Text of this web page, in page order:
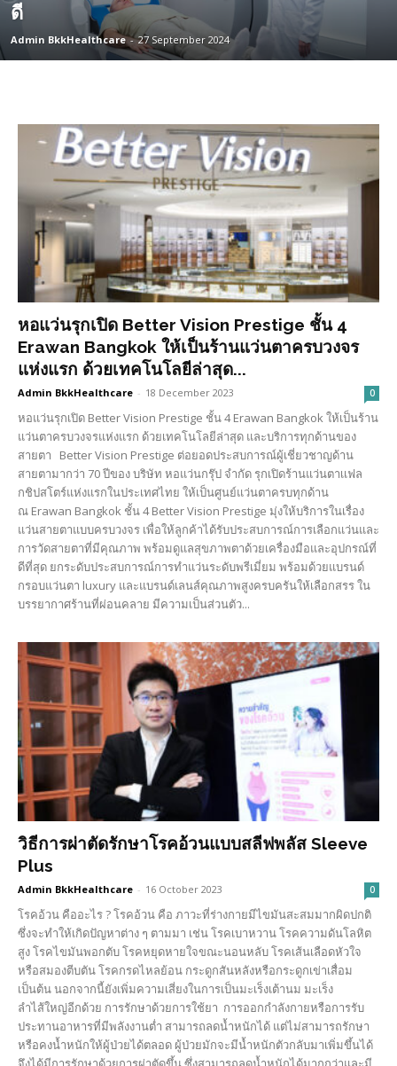
ดี
Admin BkkHealthcare - 27 September 2024
หอแว่นรุกเปิด Better Vision Prestige ชั้น 4
Erawan Bangkok ให้เป็นร้านแว่นตาครบวงจร
แห่งแรก ด้วยเทคโนโลยีล่าสุด...
Admin BkkHealthcare - 18 December 2023 0
หอแว่นรุกเปิด Better Vision Prestige ชั้น 4 Erawan Bangkok ให้เป็นร้าน
แว่นตาครบวงจรแห่งแรก ด้วยเทคโนโลยีล่าสุด และบริการทุกด้านของ
สายตา Better Vision Prestige ต่อยอดประสบการณ์ผู้เชี่ยวชาญด้าน
สายตามากว่า 70 ปีของ บริษัท หอแว่นกรุ๊ป จำกัด รุกเปิดร้านแว่นตาเเฟล
กชิปสโตร์แห่งแรกในประเทศไทย ให้เป็นศูนย์แว่นตาครบทุกด้าน
ณ Erawan Bangkok ชั้น 4 Better Vision Prestige มุ่งให้บริการในเรื่อง
แว่นสายตาแบบครบวงจร เพื่อให้ลูกค้าได้รับประสบการณ์การเลือกแว่นและ
การวัดสายตาที่มีคุณภาพ พร้อมดูแลสุขภาพตาด้วยเครื่องมือและอุปกรณ์ที่
ดีที่สุด ยกระดับประสบการณ์การทำแว่นระดับพรีเมี่ยม พร้อมด้วยแบรนด์
กรอบแว่นตา luxury และแบรนด์เลนส์คุณภาพสูงครบครันให้เลือกสรร ใน
บรรยากาศร้านที่ผ่อนคลาย มีความเป็นส่วนตัว...
วิธีการผ่าตัดรักษาโรคอ้วนแบบสลีฟพลัส Sleeve
Plus
Admin BkkHealthcare - 16 October 2023 0
โรคอ้วน คืออะไร ? โรคอ้วน คือ ภาวะที่ร่างกายมีไขมันสะสมมากผิดปกติ
ซึ่งจะทำให้เกิดปัญหาต่าง ๆ ตามมา เช่น โรคเบาหวาน โรคความดันโลหิต
สูง โรคไขมันพอกตับ โรคหยุดหายใจขณะนอนหลับ โรคเส้นเลือดหัวใจ
หรือสมองตีบตัน โรคกรดไหลย้อน กระดูกสันหลังหรือกระดูกเข่าเสื่อม
เป็นต้น นอกจากนี้ยังเพิ่มความเสี่ยงในการเป็นมะเร็งเต้านม มะเร็ง
ลำไส้ใหญ่อีกด้วย การรักษาด้วยการใช้ยา การออกกำลังกายหรือการรับ
ประทานอาหารที่มีพลังงานต่ำ สามารถลดน้ำหนักได้ แต่ไม่สามารถรักษา
หรือคงน้ำหนักให้ผู้ป่วยได้ตลอด ผู้ป่วยมักจะมีน้ำหนักตัวกลับมาเพิ่มขึ้นได้